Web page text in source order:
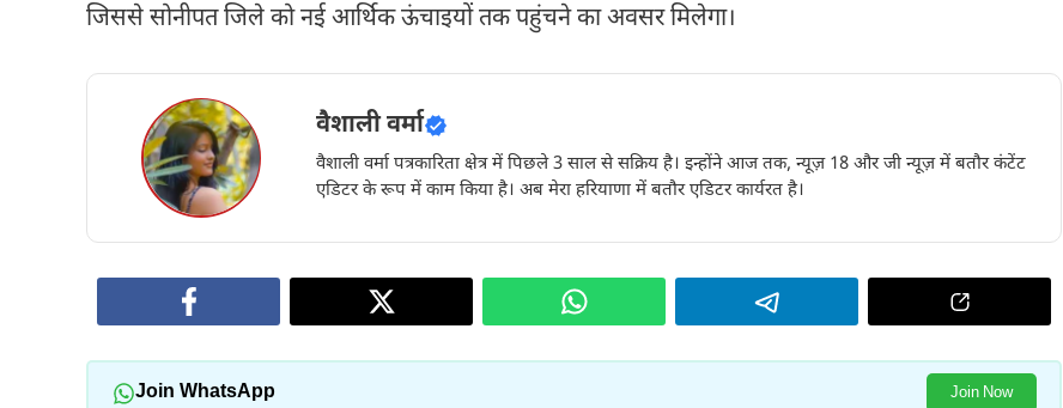
जिससे सोनीपत जिले को नई आर्थिक ऊंचाइयों तक पहुंचने का अवसर मिलेगा।
वैशाली वर्मा
वैशाली वर्मा पत्रकारिता क्षेत्र में पिछले 3 साल से सक्रिय है। इन्होंने आज तक, न्यूज़ 18 और जी न्यूज़ में बतौर कंटेंट
एडिटर के रूप में काम किया है। अब मेरा हरियाणा में बतौर एडिटर कार्यरत है।
Join WhatsApp Join Now